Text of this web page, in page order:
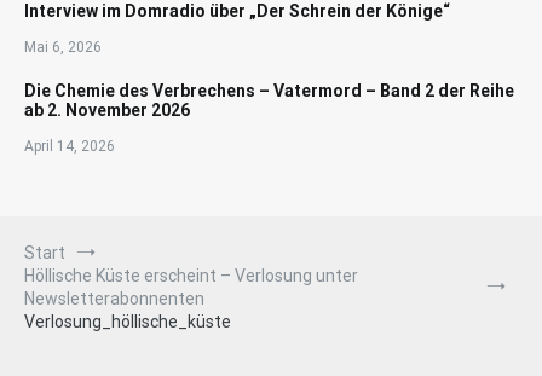
Interview im Domradio über „Der Schrein der Könige“
Mai 6, 2026
Die Chemie des Verbrechens – Vatermord – Band 2 der Reihe
ab 2. November 2026
April 14, 2026
Start
Höllische Küste erscheint – Verlosung unter
Newsletterabonnenten
Verlosung_höllische_küste